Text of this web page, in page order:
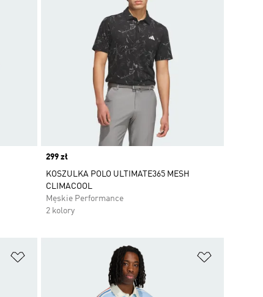
Price
299 zł
KOSZULKA POLO ULTIMATE365 MESH
CLIMACOOL
Męskie Performance
2 kolory
Dodaj do listy życzeń